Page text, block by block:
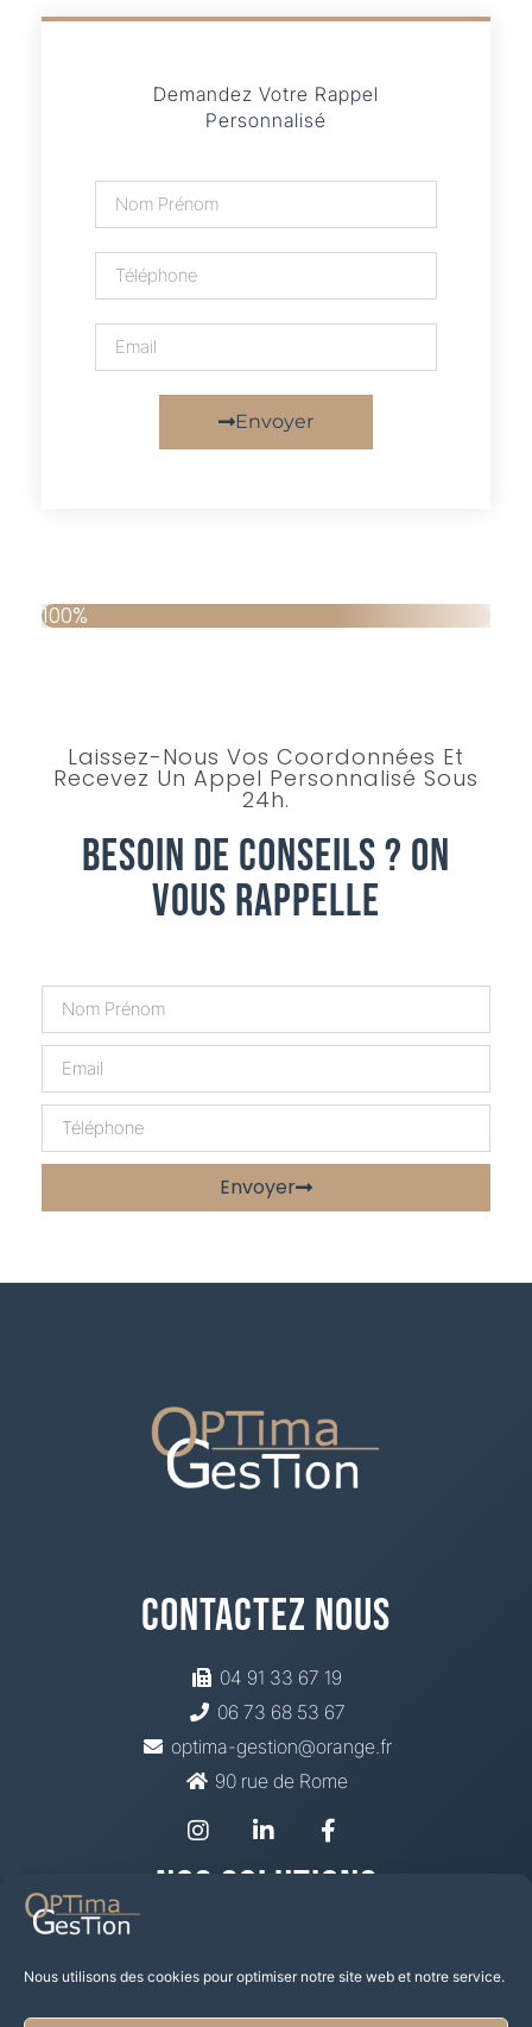
Nous utilisons des cookies pour optimiser notre site web et notre service.
Demandez Votre Rappel
Personnalisé
Envoyer
100%
Laissez-Nous Vos Coordonnées Et
Recevez Un Appel Personnalisé Sous
24h.
Besoin De Conseils ? On
Vous Rappelle
Envoyer
Contactez Nous
04 91 33 67 19
06 73 68 53 67
optima-gestion@orange.fr
90 rue de Rome
Nos Solutions
Mutuelle